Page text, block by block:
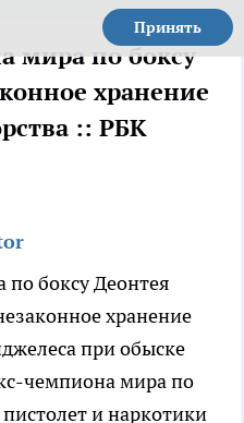
Принять
мира по боксу
хранение
:: РБК
боксу Деонтея
хранение
при обыске
чемпиона мира по
и наркотики